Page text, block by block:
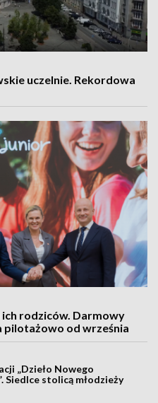
uczelnie. Rekordowa
rodziców. Darmowy
pilotażowo od września
„Dzieło Nowego
Siedlce stolicą młodzieży